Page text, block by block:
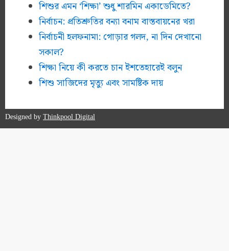
শিশুর এমন ‘শিক্ষা’ শুধু শারমিন একাডেমিতে?
নির্বাচন: প্রতিশ্রুতির বন্যা বনাম বাস্তবায়নের খরা
নির্বাচনী হলফনামা: গোড়ার গলদ, না দিন দেখানো
সকাল?
শিক্ষা নিয়ে কী করতে চান ইশতেহারেই বলুন
শিশু সাজিদের মৃত্যু এবং সামষ্টিক দায়
Designed byThinkpool Digital